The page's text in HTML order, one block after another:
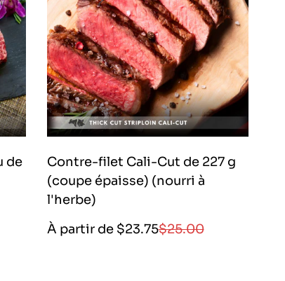
de
Contre-filet Cali-Cut de 227 g
(coupe épaisse) (nourri à
l'herbe)
Prix
À partir de $23.75
Prix
$25.00